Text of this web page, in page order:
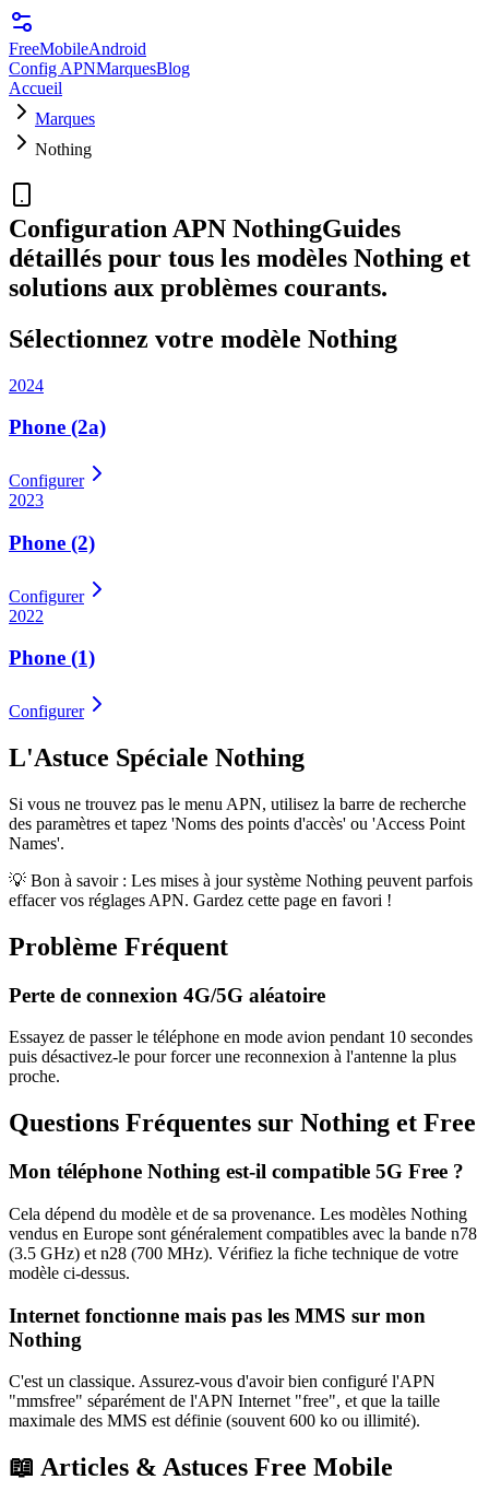
FreeMobileAndroid
Config APNMarquesBlog
Accueil
Marques
Nothing
Configuration APN NothingGuides
détaillés pour tous les modèles Nothing et
solutions aux problèmes courants.
Sélectionnez votre modèle Nothing
2024
Phone (2a)
Configurer
2023
Phone (2)
Configurer
2022
Phone (1)
Configurer
L'Astuce Spéciale Nothing
Si vous ne trouvez pas le menu APN, utilisez la barre de recherche
des paramètres et tapez 'Noms des points d'accès' ou 'Access Point
Names'.
💡 Bon à savoir : Les mises à jour système Nothing peuvent parfois
effacer vos réglages APN. Gardez cette page en favori !
Problème Fréquent
Perte de connexion 4G/5G aléatoire
Essayez de passer le téléphone en mode avion pendant 10 secondes
puis désactivez-le pour forcer une reconnexion à l'antenne la plus
proche.
Questions Fréquentes sur Nothing et Free
Mon téléphone Nothing est-il compatible 5G Free ?
Cela dépend du modèle et de sa provenance. Les modèles Nothing
vendus en Europe sont généralement compatibles avec la bande n78
(3.5 GHz) et n28 (700 MHz). Vérifiez la fiche technique de votre
modèle ci-dessus.
Internet fonctionne mais pas les MMS sur mon
Nothing
C'est un classique. Assurez-vous d'avoir bien configuré l'APN
"mmsfree" séparément de l'APN Internet "free", et que la taille
maximale des MMS est définie (souvent 600 ko ou illimité).
📖 Articles & Astuces Free Mobile